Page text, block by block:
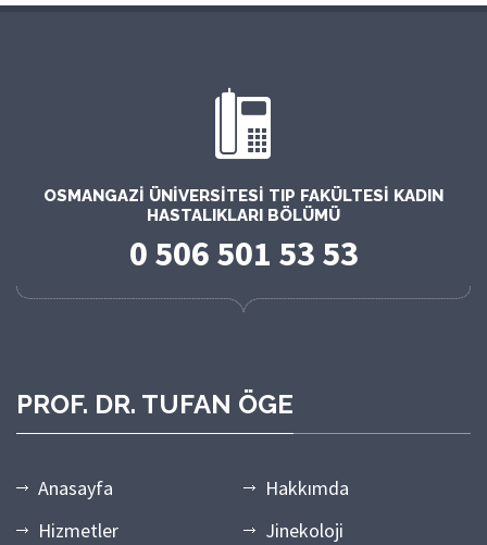
OSMANGAZI ÜNIVERSITESI TIP FAKÜLTESI KADIN
HASTALIKLARI BÖLÜMÜ
0 506 501 53 53
PROF. DR. TUFAN ÖGE
Anasayfa
Hakkımda
Hizmetler
Jinekoloji